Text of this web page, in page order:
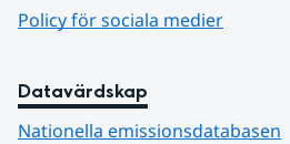
Policy för sociala medier
Datavärdskap
Nationella emissionsdatabasen